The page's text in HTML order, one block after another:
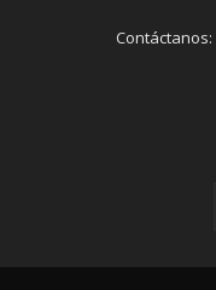
Contáctanos: